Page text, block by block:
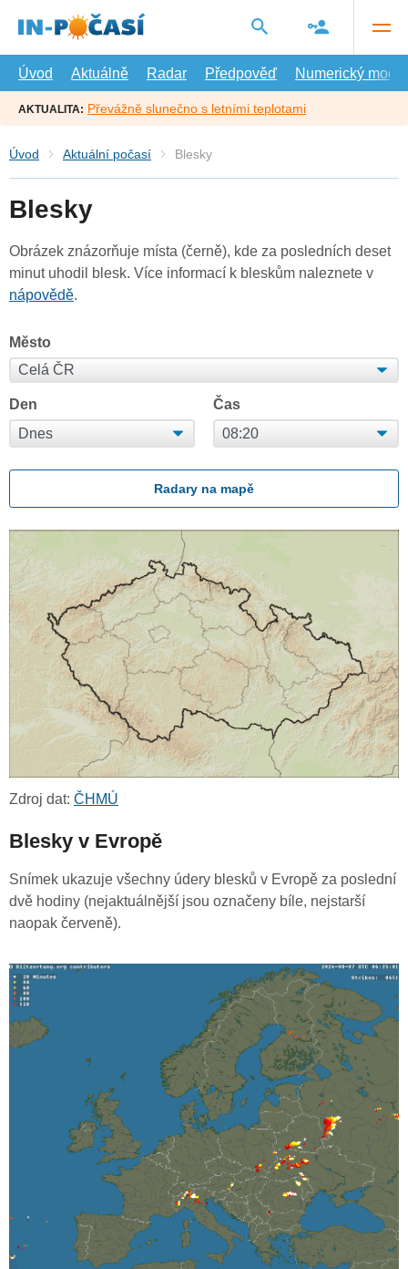
hlavní
Úvod
Aktuálně Radar Předpověď Numerický model
AKTUALITA: Převážně slunečno s letními teplotami
Úvod Aktuální počasí Blesky
Blesky
Obrázek znázorňuje místa (černě), kde za posledních deset
minut uhodil blesk. Více informací k bleskům naleznete v
nápovědě.
Město
Den Čas
Radary na mapě
Zdroj dat: ČHMÚ
Blesky v Evropě
Snímek ukazuje všechny údery blesků v Evropě za poslední
dvě hodiny (nejaktuálnější jsou označeny bíle, nejstarší
naopak červeně).